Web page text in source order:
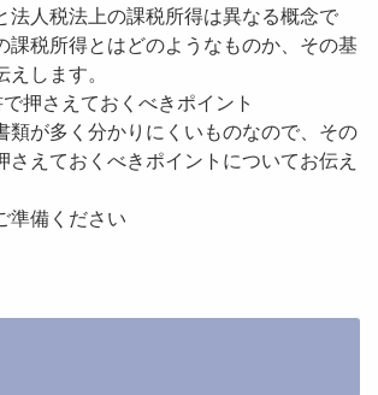
法人税法上の課税所得は異なる概念で
課税所得とはどのようなものか、その基
します。
押さえておくべきポイント
類が多く分かりにくいものなので、その
さえておくべきポイントについてお伝え
準備ください